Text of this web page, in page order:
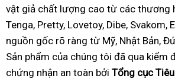
vật giả chất lượng cao từ các thương
Tenga, Pretty, Lovetoy, Dibe, Svakom,
nguồn gốc rõ ràng từ Mỹ, Nhật Bản,
Sản phẩm của chúng tôi đã qua kiểm
chứng nhận an toàn bởi Tổng cục